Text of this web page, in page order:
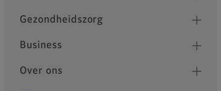
Gezondheidszorg
Business
Over ons